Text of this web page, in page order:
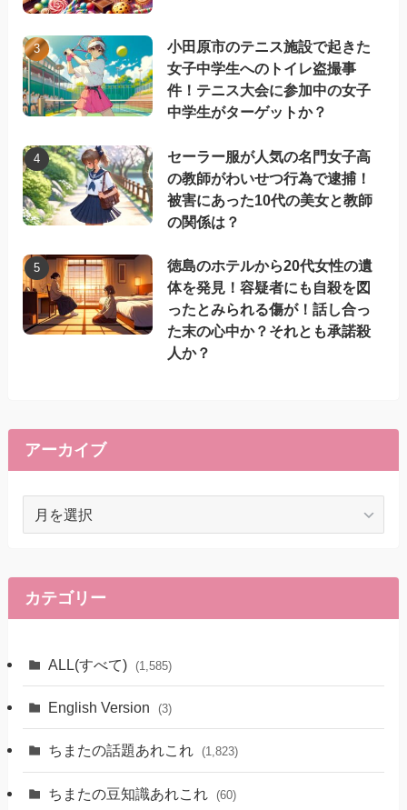
小田原市のテニス施設で起きた
女子中学生へのトイレ盗撮事
件！テニス大会に参加中の女子
中学生がターゲットか？
セーラー服が人気の名門女子高
の教師がわいせつ行為で逮捕！
被害にあった10代の美女と教師
の関係は？
徳島のホテルから20代女性の遺
体を発見！容疑者にも自殺を図
ったとみられる傷が！話し合っ
た末の心中か？それとも承諾殺
人か？
アーカイブ
イ
ブ
カテゴリー
ALL(すべて) (1,585)
English Version (3)
ちまたの話題あれこれ (1,823)
ちまたの豆知識あれこれ (60)